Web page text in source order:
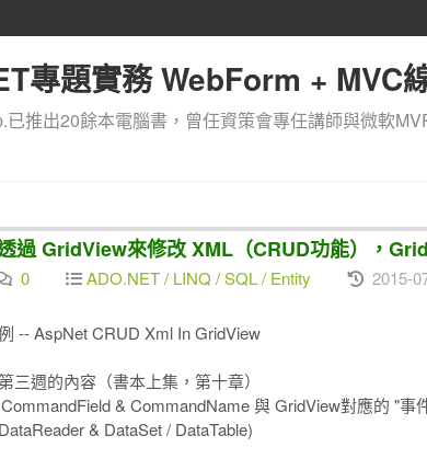
專題實務 WebForm + MVC
已推出20餘本電腦書，曾任資策會專任講師與微軟
過 GridView來修改 XML（CRUD功能），
0 ADO.NET / LINQ / SQL / Entity 2015-
-- AspNet CRUD Xml In GridView
三週的內容（書本上集，第十章）
& CommandName 與 GridView對應的 "事
& DataSet / DataTable)